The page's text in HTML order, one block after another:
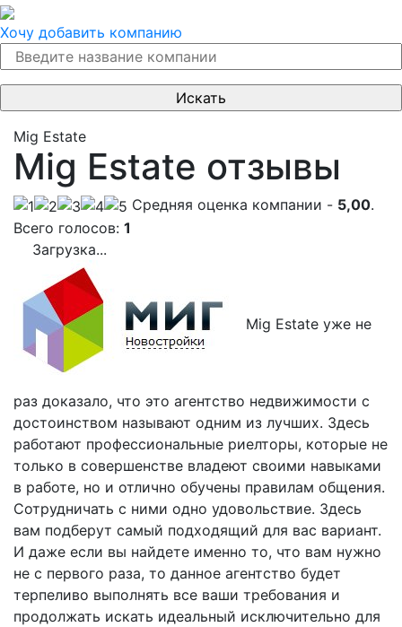
Хочу добавить компанию
Mig Estate
Mig Estate отзывы
Cредняя оценка компании - 5,00.
Всего голосов: 1
Загрузка...
Mig Estate уже не
раз доказало, что это агентство недвижимости с
достоинством называют одним из лучших. Здесь
работают профессиональные риелторы, которые не
только в совершенстве владеют своими навыками
в работе, но и отлично обучены правилам общения.
Сотрудничать с ними одно удовольствие. Здесь
вам подберут самый подходящий для вас вариант.
И даже если вы найдете именно то, что вам нужно
не с первого раза, то данное агентство будет
терпеливо выполнять все ваши требования и
продолжать искать идеальный исключительно для